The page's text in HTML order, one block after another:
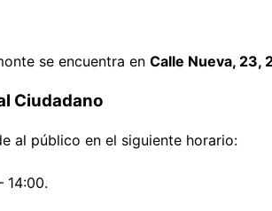
se encuentra en Calle Nueva, 23,
Ciudadano
al público en el siguiente horario:
14:00.